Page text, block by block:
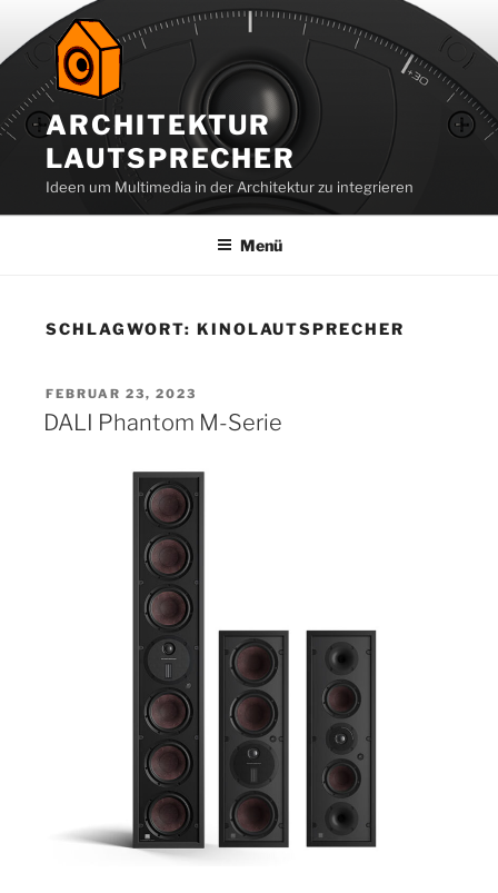
Inhalt
springen
ARCHITEKTUR
LAUTSPRECHER
Ideen um Multimedia in der Architektur zu integrieren
Menü
SCHLAGWORT: KINOLAUTSPRECHER
VERÖFFENTLICHT
AM
FEBRUAR 23, 2023
DALI Phantom M-Serie